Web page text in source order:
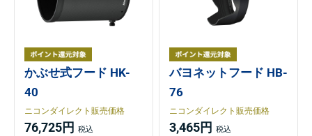
かぶせ式フード HK-
40
ニコンダイレクト販売価格
76,725円
バヨネットフード HB-
76
ニコンダイレクト販売価格
3,465円